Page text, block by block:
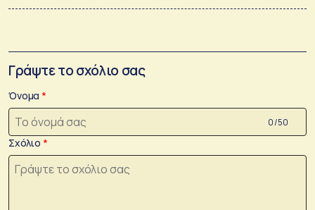
Γράψτε το σχόλιο σας
Όνομα
0 /50
Σχόλιο